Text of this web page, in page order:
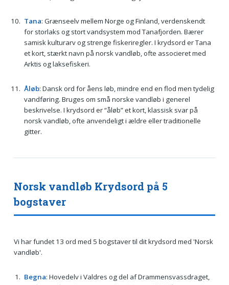
Tana: Grænseelv mellem Norge og Finland, verdenskendt
for storlaks og stort vandsystem mod Tanafjorden. Bærer
samisk kulturarv og strenge fiskeriregler. I krydsord er Tana
et kort, stærkt navn på norsk vandløb, ofte associeret med
Arktis og laksefiskeri.
Åløb: Dansk ord for åens løb, mindre end en flod men tydelig
vandføring. Bruges om små norske vandløb i generel
beskrivelse. I krydsord er “åløb” et kort, klassisk svar på
norsk vandløb, ofte anvendeligt i ældre eller traditionelle
gitter.
Norsk vandløb Krydsord på 5
bogstaver
Vi har fundet 13 ord med 5 bogstaver til dit krydsord med 'Norsk
vandløb'.
Begna: Hovedelv i Valdres og del af Drammensvassdraget,